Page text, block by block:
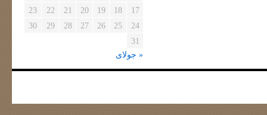
17
18
19
20
21
22
23
24
25
26
27
28
29
30
31
« جولای